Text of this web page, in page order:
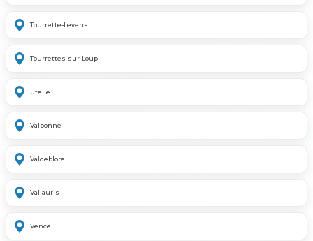
Tourrette-Levens
Tourrettes-sur-Loup
Utelle
Valbonne
Valdeblore
Vallauris
Vence